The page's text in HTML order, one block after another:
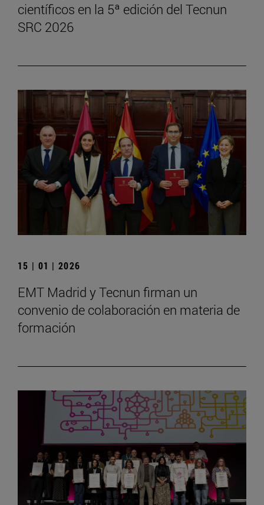
científicos en la 5ª edición del Tecnun
SRC 2026
15 | 01 | 2026
EMT Madrid y Tecnun firman un
convenio de colaboración en materia de
formación